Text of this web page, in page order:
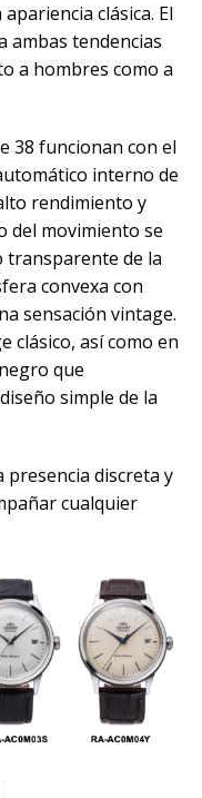
clásica. El
ambas tendencias
a hombres como a
38 funcionan con el
interno de
rendimiento y
del movimiento se
transparente de la
convexa con
sensación vintage.
clásico, así como en
que
simple de la
discreta y
cualquier